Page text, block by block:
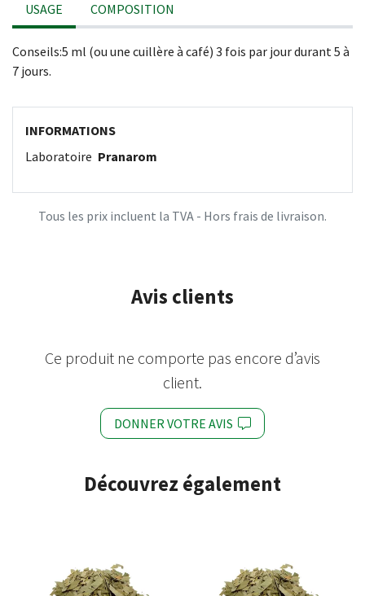
USAGE COMPOSITION
Conseils:5 ml (ou une cuillère à café) 3 fois par jour durant 5 à
7 jours.
INFORMATIONS
Laboratoire Pranarom
Tous les prix incluent la TVA - Hors frais de livraison.
Avis clients
Ce produit ne comporte pas encore d’avis
client.
DONNER VOTRE AVIS
Découvrez également